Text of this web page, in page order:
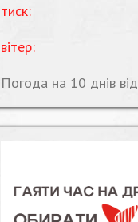
тиск:
вітер:
Погода на 10 днів від